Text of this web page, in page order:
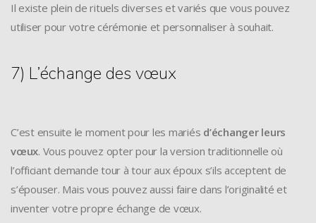
Il existe plein de rituels diverses et variés que vous pouvez
utiliser pour votre cérémonie et personnaliser à souhait.
7) L’échange des vœux
C’est ensuite le moment pour les mariés d’échanger leurs
vœux. Vous pouvez opter pour la version traditionnelle où
l’officiant demande tour à tour aux époux s’ils acceptent de
s’épouser. Mais vous pouvez aussi faire dans l’originalité et
inventer votre propre échange de vœux.